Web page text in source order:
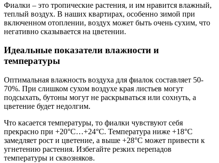
Фиалки – это тропические растения, и им нравится влажный,
теплый воздух. В наших квартирах, особенно зимой при
включенном отоплении, воздух может быть очень сухим, что
негативно сказывается на цветении.
Идеальные показатели влажности и
температуры
Оптимальная влажность воздуха для фиалок составляет 50-
70%. При слишком сухом воздухе края листьев могут
подсыхать, бутоны могут не раскрываться или сохнуть, а
цветение будет недолгим.
Что касается температуры, то фиалки чувствуют себя
прекрасно при +20°C…+24°C. Температура ниже +18°C
замедляет рост и цветение, а выше +28°C может привести к
угнетению растения. Избегайте резких перепадов
температуры и сквозняков.